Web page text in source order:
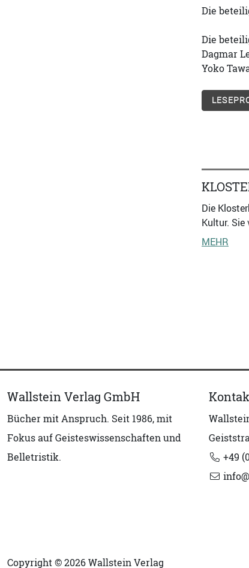
Die
Die
Dagmar
Yoko
Die
Kultur.
MEHR
Wallstein Verlag GmbH
Bücher mit Anspruch. Seit 1986, mit
Fokus auf Geisteswissenschaften und
Belletristik.
+49
Copyright © 2026 Wallstein Verlag